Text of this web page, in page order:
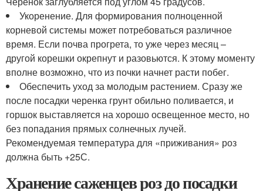
Укоренение. Для формирования полноценной
корневой системы может потребоваться различное
время. Если почва прогрета, то уже через месяц –
другой корешки окрепнут и разовьются. К этому моменту
вполне возможно, что из почки начнет расти побег.
Обеспечить уход за молодым растением. Сразу же
после посадки черенка грунт обильно поливается, и
горшок выставляется на хорошо освещенное место, но
без попадания прямых солнечных лучей.
Рекомендуемая температура для «приживания» роз
должна быть +25С.
Хранение саженцев роз до посадки